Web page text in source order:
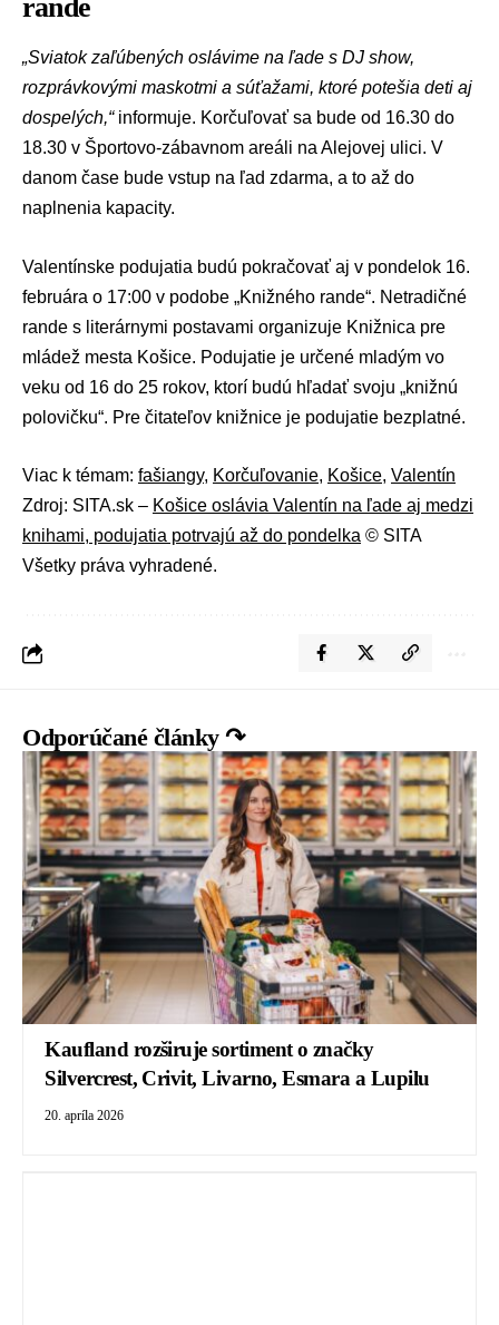
rande
„Sviatok zaľúbených oslávime na ľade s DJ show,
rozprávkovými maskotmi a súťažami, ktoré potešia deti aj
dospelých,“informuje. Korčuľovať sa bude od 16.30 do
18.30 v Športovo-zábavnom areáli na Alejovej ulici. V
danom čase bude vstup na ľad zdarma, a to až do
naplnenia kapacity.
Valentínske podujatia budú pokračovať aj v pondelok 16.
februára o 17:00 v podobe „Knižného rande“. Netradičné
rande s literárnymi postavami organizuje Knižnica pre
mládež mesta Košice. Podujatie je určené mladým vo
veku od 16 do 25 rokov, ktorí budú hľadať svoju „knižnú
polovičku“. Pre čitateľov knižnice je podujatie bezplatné.
Viac k témam: fašiangy, Korčuľovanie, Košice, Valentín
Zdroj: SITA.sk – Košice oslávia Valentín na ľade aj medzi
knihami, podujatia potrvajú až do pondelka © SITA
Všetky práva vyhradené.
Odporúčané články ↷
Kaufland rozširuje sortiment o značky
Silvercrest, Crivit, Livarno, Esmara a Lupilu
20. apríla 2026